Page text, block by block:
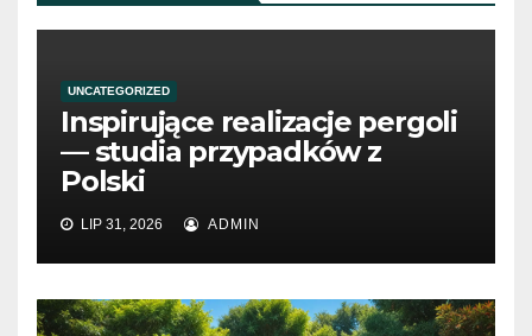
UNCATEGORIZED
Inspirujące realizacje pergoli
— studia przypadków z
Polski
LIP 31, 2026 ADMIN